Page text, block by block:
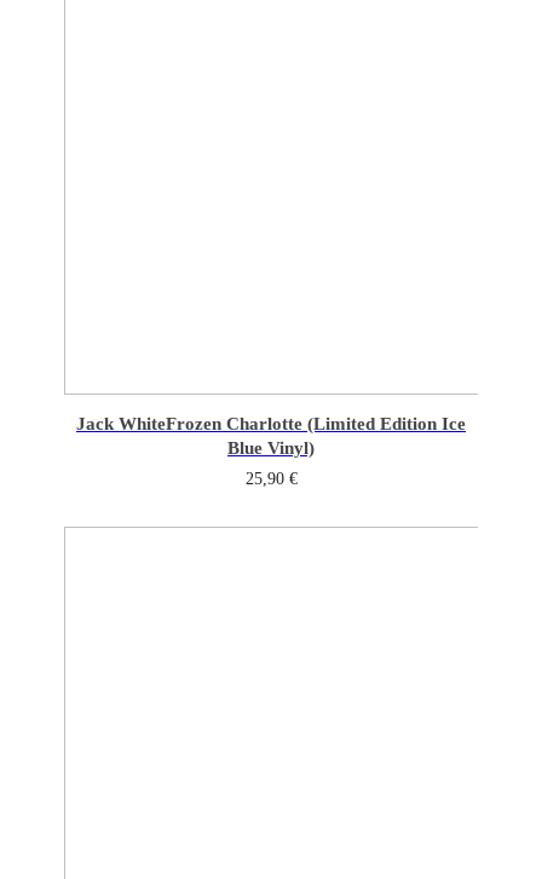
Jack WhiteFrozen Charlotte (Limited Edition Ice
Blue Vinyl)
25,90 €